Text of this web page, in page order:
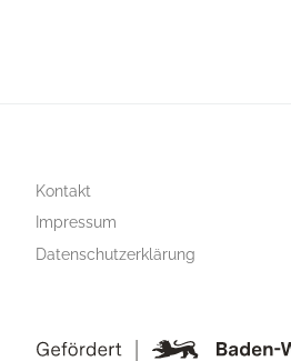
Kontakt
Impressum
Datenschutzerklärung